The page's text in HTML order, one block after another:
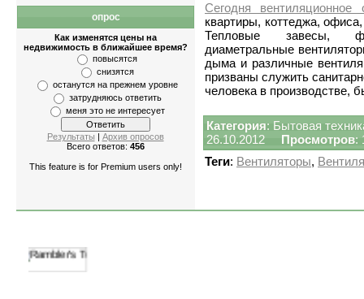
опрос
Как изменятся цены на
недвижимость в ближайшее время?
повысятся
снизятся
останутся на прежнем уровне
затрудняюсь ответить
меня это не интересует
Результаты | Архив опросов
Всего ответов: 456
This feature is for Premium users only!
Сегодня вентиляционное
квартиры, коттеджа,
Тепловые завесы,
диаметральные
дыма и различные
призваны служить
человека в производстве,
Категория: Бытовая
26.10.2012 Просмотров:
Теги: Вентиляторы,
Квартиры-однокомнатные,